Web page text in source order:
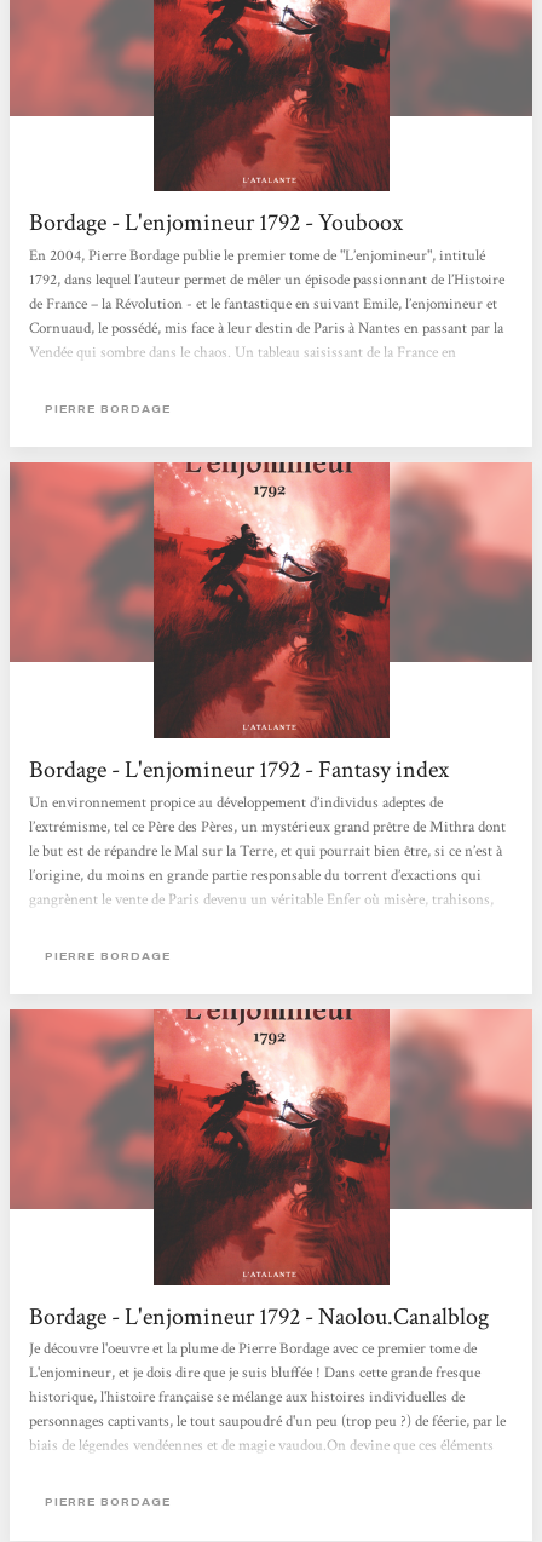
Bordage - L'enjomineur 1792 - Youboox
En 2004, Pierre Bordage publie le premier tome de "L’enjomineur", intitulé
1792, dans lequel l’auteur permet de mêler un épisode passionnant de l’Histoire
de France – la Révolution - et le fantastique en suivant Emile, l’enjomineur et
Cornuaud, le possédé, mis face à leur destin de Paris à Nantes en passant par la
Vendée qui sombre dans le chaos. Un tableau saisissant de la France en
ce qui réjouira les habitués de science-fiction autant que les non-initiés....
PIERRE BORDAGE
Bordage - L'enjomineur 1792 - Fantasy index
Un environnement propice au développement d’individus adeptes de
l’extrémisme, tel ce Père des Pères, un mystérieux grand prêtre de Mithra dont
le but est de répandre le Mal sur la Terre, et qui pourrait bien être, si ce n’est à
l’origine, du moins en grande partie responsable du torrent d’exactions qui
gangrènent le vente de Paris devenu un véritable Enfer où misère, trahisons,
d’échapper aux dénonciations arbitraires et à toutes sortes de périls
PIERRE BORDAGE
Bordage - L'enjomineur 1792 - Naolou.Canalblog
Je découvre l'oeuvre et la plume de Pierre Bordage avec ce premier tome de
L'enjomineur, et je dois dire que je suis bluffée ! Dans cette grande fresque
historique, l'histoire française se mélange aux histoires individuelles de
personnages captivants, le tout saupoudré d'un peu (trop peu ?) de féerie, par le
biais de légendes vendéennes et de magie vaudou.On devine que ces éléments
mieux. Du côté de la grande Histoire, on assiste à la première phase de la
PIERRE BORDAGE